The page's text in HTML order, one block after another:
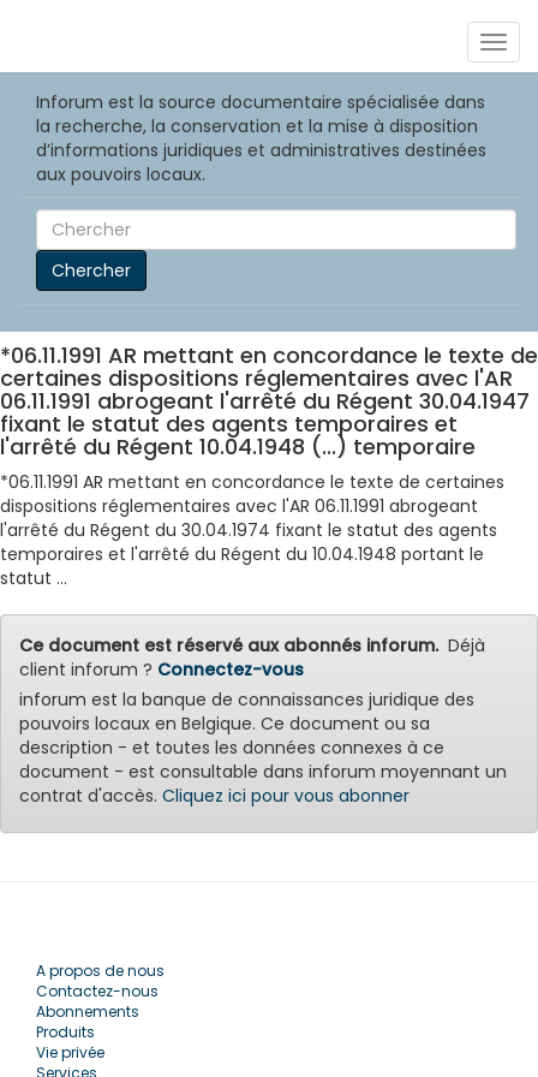
Inforum est la source documentaire spécialisée dans
la recherche, la conservation et la mise à disposition
d’informations juridiques et administratives destinées
aux pouvoirs locaux.
Chercher
*06.11.1991 AR mettant en concordance le texte de
certaines dispositions réglementaires avec l'AR
06.11.1991 abrogeant l'arrêté du Régent 30.04.1947
fixant le statut des agents temporaires et
l'arrêté du Régent 10.04.1948 (...) temporaire
*06.11.1991 AR mettant en concordance le texte de certaines
dispositions réglementaires avec l'AR 06.11.1991 abrogeant
l'arrêté du Régent du 30.04.1974 fixant le statut des agents
temporaires et l'arrêté du Régent du 10.04.1948 portant le
statut ...
Ce document est réservé aux abonnés inforum.Déjà
client inforum ? Connectez-vous
inforum est la banque de connaissances juridique des
pouvoirs locaux en Belgique. Ce document ou sa
description - et toutes les données connexes à ce
document - est consultable dans inforum moyennant un
contrat d'accès. Cliquez ici pour vous abonner
A propos de nous
Contactez-nous
Abonnements
Produits
Vie privée
Services